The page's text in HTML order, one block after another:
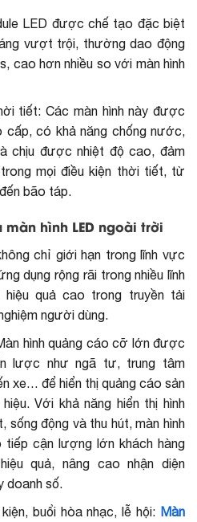
LED được chế tạo đặc biệt
vượt trội, thường dao động
cao hơn nhiều so với màn hình
tiết: Các màn hình này được
có khả năng chống nước,
chịu được nhiệt độ cao, đảm
mọi điều kiện thời tiết, từ
bão táp.
hình LED ngoài trời
chỉ giới hạn trong lĩnh vực
dụng rộng rãi trong nhiều lĩnh
hiệu quả cao trong truyền tải
người dùng.
hình quảng cáocỡ lớn được
lược như ngã tư, trung tâm
xe… để hiển thị quảng cáo sản
Với khả năng hiển thị hình
sống động và thu hút, màn hình
tiếp cận lượng lớn khách hàng
quả, nâng cao nhận diện
doanh số.
buổi hòa nhạc, lễ hội: Màn